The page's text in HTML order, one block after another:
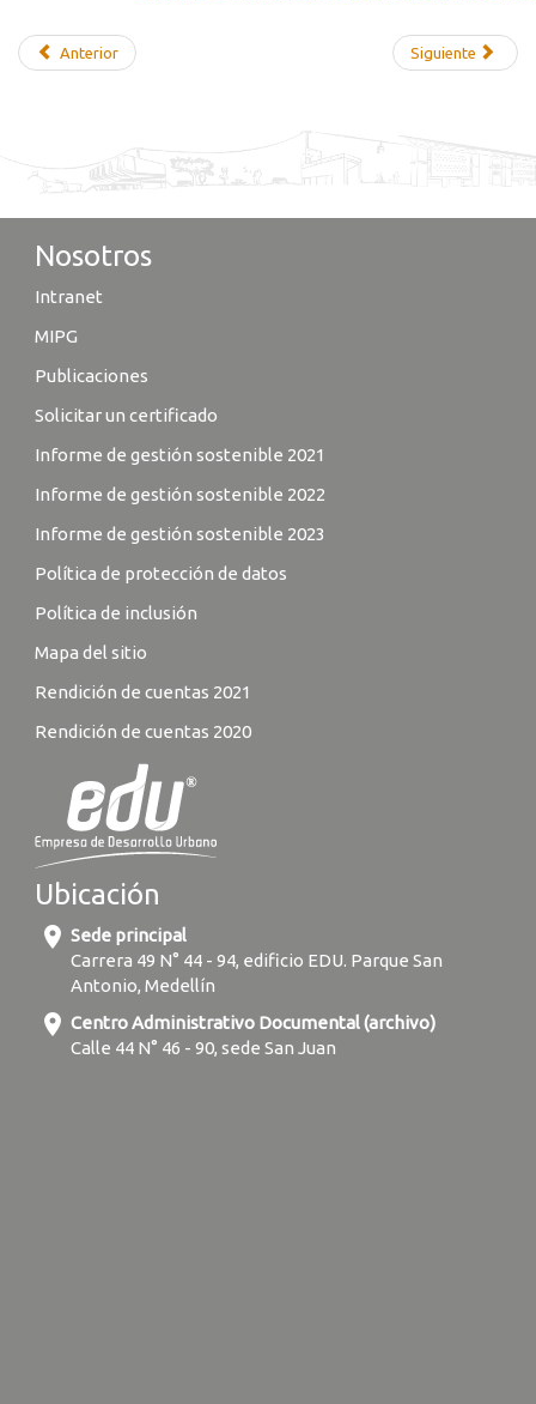
Anterior Siguiente
Nosotros
Intranet
MIPG
Publicaciones
Solicitar un certificado
Informe de gestión sostenible 2021
Informe de gestión sostenible 2022
Informe de gestión sostenible 2023
Política de protección de datos
Política de inclusión
Mapa del sitio
Rendición de cuentas 2021
Rendición de cuentas 2020
Ubicación
location_on Sede principal
Carrera 49 N° 44 - 94, edificio EDU. Parque San
Antonio, Medellín
location_on Centro Administrativo Documental (archivo)
Calle 44 N° 46 - 90, sede San Juan